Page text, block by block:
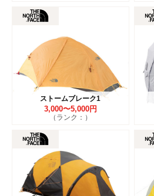
ストームブレーク1
3,000〜5,000円
（ランク：）